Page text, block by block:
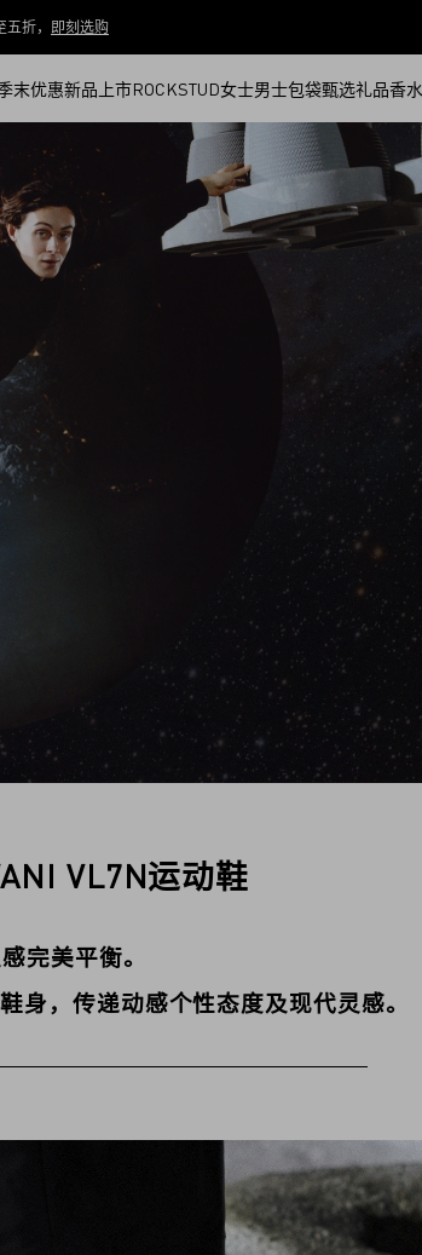
折， 即刻选购
末优惠新品上市ROCKSTUD女士男士包袋甄选礼品香水
VL7N运动鞋
完美平衡。
身，传递动感个性态度及现代灵感。